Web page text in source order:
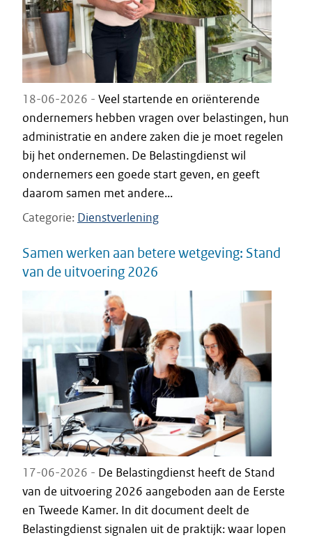
18-06-2026 - Veel startende en oriënterende
ondernemers hebben vragen over belastingen, hun
administratie en andere zaken die je moet regelen
bij het ondernemen. De Belastingdienst wil
ondernemers een goede start geven, en geeft
daarom samen met andere...
Categorie Dienstverlening
Samen werken aan betere wetgeving: Stand
van de uitvoering 2026
17-06-2026 - De Belastingdienst heeft de Stand
van de uitvoering 2026 aangeboden aan de Eerste
en Tweede Kamer. In dit document deelt de
Belastingdienst signalen uit de praktijk: waar lopen